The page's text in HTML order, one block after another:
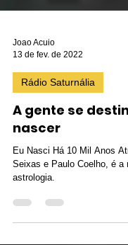
Joao Acuio
Rádio Saturnália
A gente se
nascer
Eu Nasci Há 10 Mil Anos
Seixas e Paulo Coelho, é a